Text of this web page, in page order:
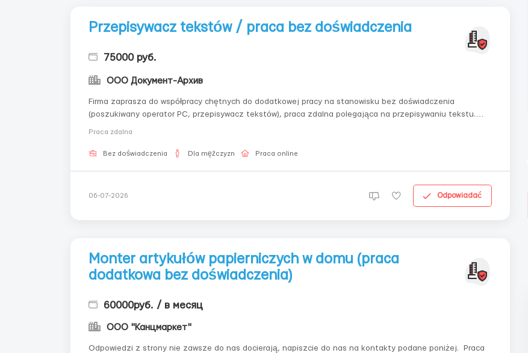
Przepisywacz tekstów / praca bez doświadczenia
75000 руб.
ООО Документ-Архив
Firma zaprasza do współpracy chętnych do dodatkowej pracy na stanowisku bez doświadczenia
(poszukiwany operator PC, przepisywacz tekstów), praca zdalna polegająca na przepisywaniu tekstu.
Praca zdalna
Bez doświadczenia Dla mężczyzn Praca online
06-07-2026 Odpowiadać
Monter artykułów papierniczych w domu (praca
dodatkowa bez doświadczenia)
60000руб. / в месяц
ООО "Канцмаркет"
Odpowiedzi z strony nie zawsze do nas docierają, napiszcie do nas na kontakty podane poniżej. Praca